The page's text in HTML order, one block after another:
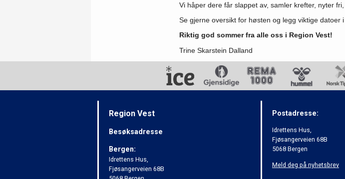
Vi håper dere får slappet av, samler krefter, nyter
Se gjerne oversikt for høsten og legg viktige datoer
Riktig god sommer fra alle oss i Region Vest!
Trine Skarstein Dalland
Region Vest
Besøksadresse
Bergen:
Idrettens Hus,
Fjøsangerveien 68B
Postadresse:
Idrettens Hus,
Fjøsangerveien 68B
5068 Bergen
Meld deg på nyhetsbrev